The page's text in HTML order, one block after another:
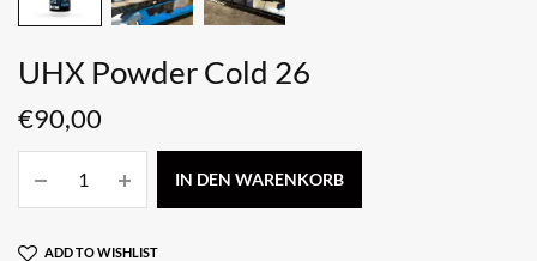
UHX Powder Cold 26
€90,00
IN DEN WARENKORB
ADD TO WISHLIST